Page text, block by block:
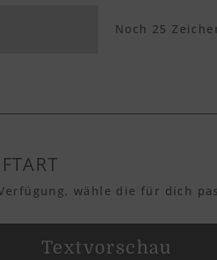
Noch 25
wähle die für dich
Textvorschau